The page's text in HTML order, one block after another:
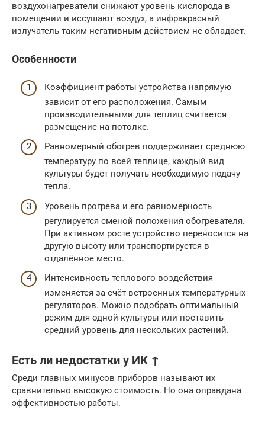
воздухонагреватели снижают уровень кислорода в
помещении и иссушают воздух, а инфракрасный
излучатель таким негативным действием не обладает.
Особенности
Коэффициент работы устройства напрямую
зависит от его расположения. Самым
производительными для теплиц считается
размещение на потолке.
Равномерный обогрев поддерживает среднюю
температуру по всей теплице, каждый вид
культуры будет получать необходимую подачу
тепла.
Уровень прогрева и его равномерность
регулируется сменой положения обогревателя.
При активном росте устройство переносится на
другую высоту или транспортируется в
отдалённое место.
Интенсивность теплового воздействия
изменяется за счёт встроенных температурных
регуляторов. Можно подобрать оптимальный
режим для одной культуры или поставить
средний уровень для нескольких растений.
Есть ли недостатки у ИК ↑
Среди главных минусов приборов называют их
сравнительно высокую стоимость. Но она оправдана
эффективностью работы.